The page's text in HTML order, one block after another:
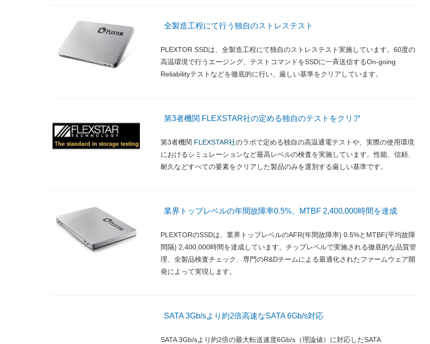
全製造工程にて行う独自のストレステスト
PLEXTOR SSDは、全製造工程にて独自のストレステスト実施しています。60度の
高温環境で行うエージング、テストコマンドをSSDに一斉送信するOn-going
Reliabilityテストなどを徹底的に行い、厳しい基準をクリアしています。
第3者機関 FLEXSTAR社の定める独自のテストをクリア
第3者機関 FLEXSTAR社のラボで定める独自の高温通電テストや、実際の使用環境
におけるシミュレーションなど最高レベルの検査を実施しています。性能、信頼、
耐久などすべての要素をクリアした製品のみを選別する厳しい基準です。
業界トップレベルの年間故障率0.5%、MTBF 2,400,000時間を達成
PLEXTORのSSDは、業界トップレベルのAFR(年間故障率) 0.5%とMTBF(平均故障
間隔) 2,400,000時間を達成しています。チップレベルで実施される徹底的な品質管
理、全製品検査チェック、専門のR&Dチームによる最適化されたファームウェア開
発によって実現します。
SATA 3Gb/sより約2倍高速なSATA 6Gb/s対応
SATA 3Gb/sより約2倍の最大転送速度6Gb/s（理論値）に対応したSATA